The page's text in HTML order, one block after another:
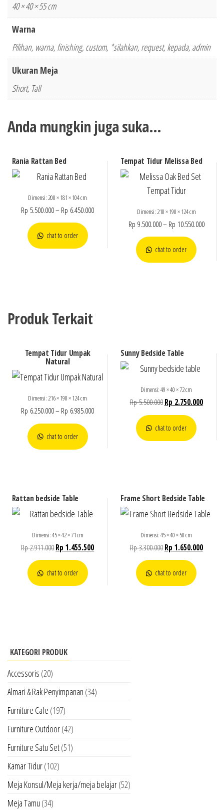
40 × 40 × 55 cm
Warna
Pilihan, warna, finishing, custom, *silahkan, request, kepada, admin
Ukuran Meja
Short, Tall
Anda mungkin juga suka…
Rania Rattan Bed
Dimensi: 200 × 181 × 104 cm
Rp 5.500.000– Rp 6.450.000
chat to order
Tempat Tidur Melissa Bed
Dimensi: 210 × 190 × 124 cm
Rp 9.500.000– Rp 10.550.000
chat to order
Produk Terkait
Tempat Tidur Umpak
Natural
Dimensi: 216 × 190 × 124 cm
Rp 6.250.000– Rp 6.985.000
chat to order
Sunny Bedside Table
Dimensi: 49 × 40 × 72 cm
Rp5.500.000 Rp 2.750.000
chat to order
Rattan bedside Table
Dimensi: 45 × 42 × 71 cm
Rp2.911.000Rp 1.455.500
chat to order
Frame Short Bedside Table
Dimensi: 45 × 40 × 50 cm
Rp3.300.000 Rp 1.650.000
chat to order
KATEGORI PRODUK
Accessoris (20)
Almari & Rak Penyimpanan (34)
Furniture Cafe (197)
Furniture Outdoor(42)
Furniture Satu Set(51)
Kamar Tidur(102)
Meja Konsul/Meja kerja/meja belajar(52)
Meja Tamu (34)